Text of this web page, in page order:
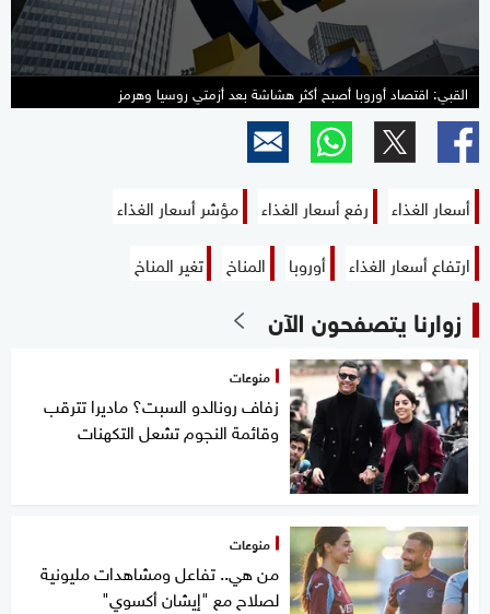
القبي: اقتصاد أوروبا أصبح أكثر هشاشة بعد أزمتي روسيا وهرمز
أسعار الغذاء رفع أسعار الغذاء
مؤشر أسعار الغذاء
ارتفاع أسعار الغذاء
أوروبا المناخ تغير المناخ
زوارنا يتصفحون الآن
منوعات
زفاف رونالدو السبت؟ ماديرا تترقب
وقائمة النجوم تشعل التكهنات
منوعات
من هي.. تفاعل ومشاهدات مليونية
لصلاح مع "إيشان أكسوي"